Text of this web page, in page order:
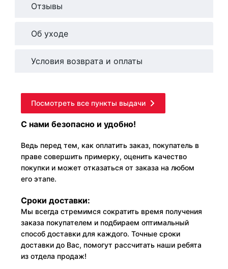
Отзывы
Об уходе
Условия возврата и оплаты
Посмотреть все пункты выдачи
С нами безопасно и удобно!
Ведь перед тем, как оплатить заказ, покупатель в
праве совершить примерку, оценить качество
покупки и может отказаться от заказа на любом
его этапе.
Сроки доставки:
Мы всегда стремимся сократить время получения
заказа покупателем и подбираем оптимальный
способ доставки для каждого. Точные сроки
доставки до Вас, помогут рассчитать наши ребята
из отдела продаж!